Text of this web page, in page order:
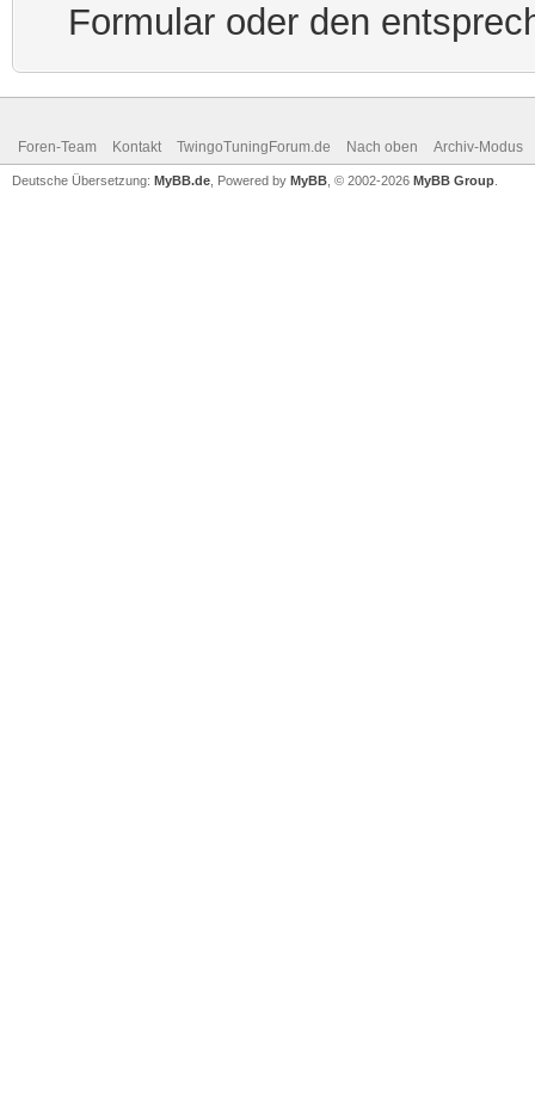
Formular oder den
Foren-Team Kontakt TwingoTuningForum.de Nach oben Archiv-Modus
Deutsche Übersetzung: MyBB.de , Powered by MyBB , © 2002-2026 MyBB Group